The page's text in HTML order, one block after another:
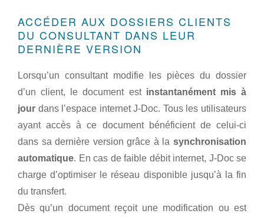
ACCÉDER AUX DOSSIERS CLIENTS
DU CONSULTANT DANS LEUR
DERNIÈRE VERSION
Lorsqu’un consultant modifie les pièces du dossier
d’un client, le document est instantanément mis à
jour dans l’espace internet J-Doc. Tous les utilisateurs
ayant accès à ce document bénéficient de celui-ci
dans sa dernière version grâce à la synchronisation
automatique. En cas de faible débit internet, J-Doc se
charge d’optimiser le réseau disponible jusqu’à la fin
du transfert.
Dès qu’un document reçoit une modification ou est